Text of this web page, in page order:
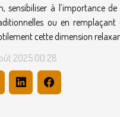
sensibiliser à l’importance
ou en
cette dimension
2025 00:28